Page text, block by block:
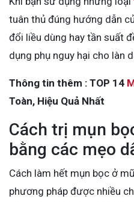
tuân thủ đúng hướng dẫn
đổi liều dùng hay tần suất
dụng phụ nguy hại cho làn
Thông tin thêm : TOP 14
Toàn, Hiệu Quả Nhất
Cách trị mụn
bằng các mẹo
Cách làm hết mụn bọc ở
phương pháp được nhiều